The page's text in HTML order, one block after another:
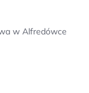
w Alfredówce